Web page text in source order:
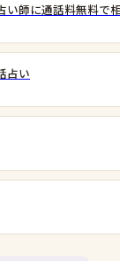
い師に通話料無料で
占い